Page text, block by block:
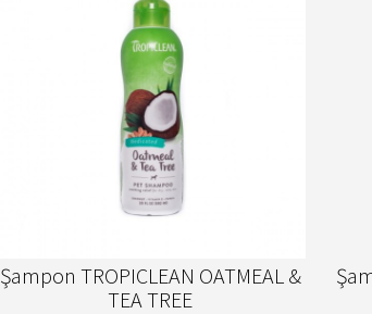
Şampon TROPICLEAN OATMEAL &
TEA TREE